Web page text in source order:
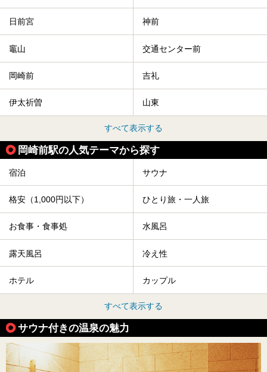
日前宮 神前
竈山 交通センター前
岡崎前 吉礼
伊太祈曽 山東
すべて表示する
岡崎前駅の人気テーマから探す
宿泊 サウナ
格安（1,000円以下） ひとり旅・一人旅
お食事・食事処 水風呂
露天風呂 冷え性
ホテル カップル
すべて表示する
サウナ付きの温泉の魅力